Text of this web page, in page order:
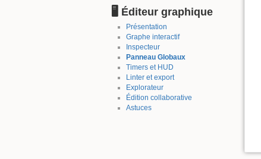
🖥️ Éditeur graphique
Présentation
Graphe interactif
Inspecteur
Panneau Globaux
Timers et HUD
Linter et export
Explorateur
Édition collaborative
Astuces